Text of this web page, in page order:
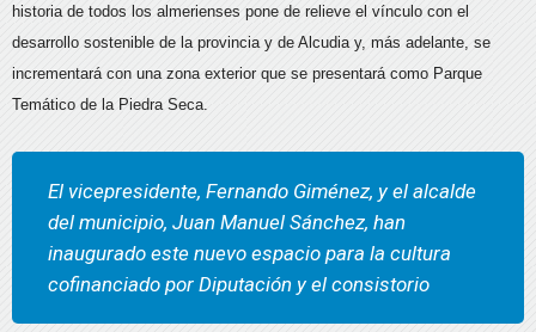
historia de todos los almerienses pone de relieve el vínculo con el
desarrollo sostenible de la provincia y de Alcudia y, más adelante, se
incrementará con una zona exterior que se presentará como Parque
Temático de la Piedra Seca.
El vicepresidente, Fernando Giménez, y el alcalde
del municipio, Juan Manuel Sánchez, han
inaugurado este nuevo espacio para la cultura
cofinanciado por Diputación y el consistorio